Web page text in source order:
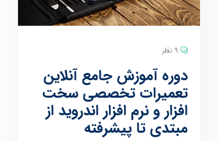
9 نظر
دوره آموزش جامع آنلاین
تعمیرات تخصصی سخت
افزار و نرم افزار اندروید از
مبتدی تا پیشرفته